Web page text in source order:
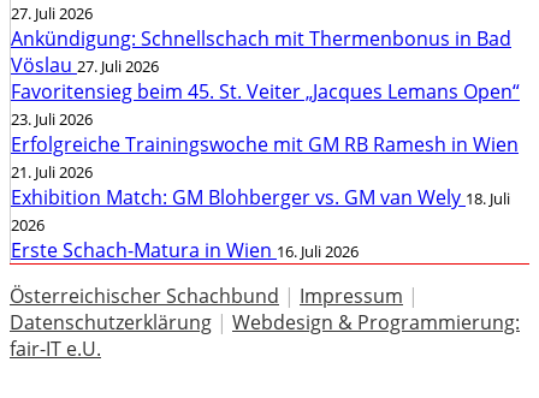
27. Juli 2026
Ankündigung: Schnellschach mit Thermenbonus in Bad
Vöslau 27. Juli 2026
Favoritensieg beim 45. St. Veiter „Jacques Lemans Open“
23. Juli 2026
Erfolgreiche Trainingswoche mit GM RB Ramesh in Wien
21. Juli 2026
Exhibition Match: GM Blohberger vs. GM van Wely 18. Juli
2026
Erste Schach-Matura in Wien 16. Juli 2026
Österreichischer Schachbund | Impressum |
Datenschutzerklärung | Webdesign & Programmierung:
fair-IT e.U.